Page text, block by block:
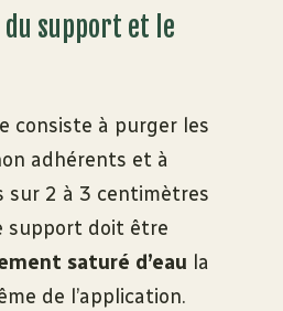
support et le
consiste à purger les
adhérents et à
sur 2 à 3 centimètres
support doit être
saturé d’eau la
de l’application.